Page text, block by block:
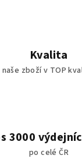
Kvalita
naše zboží v TOP
3000
po celé ČR